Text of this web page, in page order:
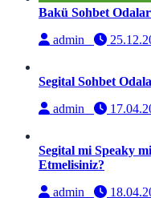
Bakü Sohbet
admin
Segital Sohbet
admin
Segital mi Speaky
Etmelisiniz?
admin